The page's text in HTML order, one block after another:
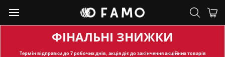
ФІНАЛЬНІ ЗНИЖКИ
Термін відправкидо 7 робочих днів, акція діє до закінчення акційних товарів